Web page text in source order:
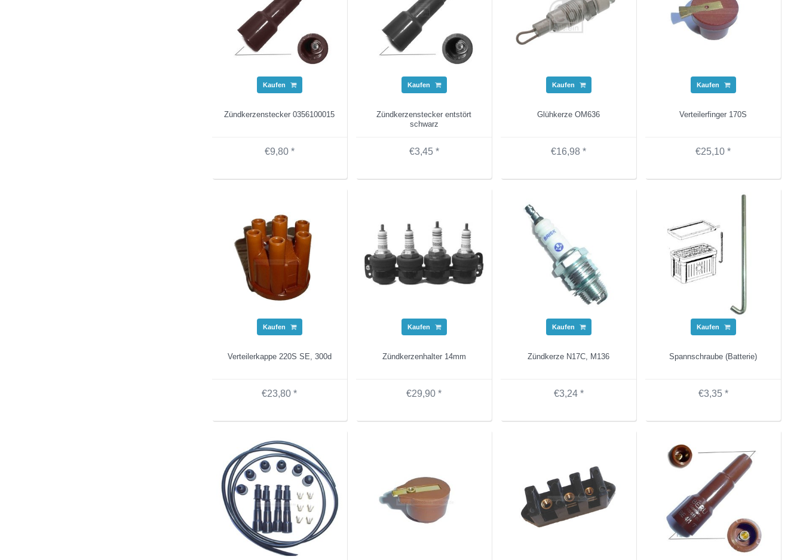
Kaufen
Zündkerzenstecker 0356100015
€9,80 *
Kaufen
Zündkerzenstecker entstört
schwarz
€3,45 *
Kaufen
Glühkerze OM636
€16,98 *
Kaufen
Verteilerfinger 170S
€25,10 *
Kaufen
Verteilerkappe 220S SE, 300d
€23,80 *
Kaufen
Zündkerzenhalter 14mm
€29,90 *
Kaufen
Zündkerze N17C, M136
€3,24 *
Kaufen
Spannschraube (Batterie)
€3,35 *